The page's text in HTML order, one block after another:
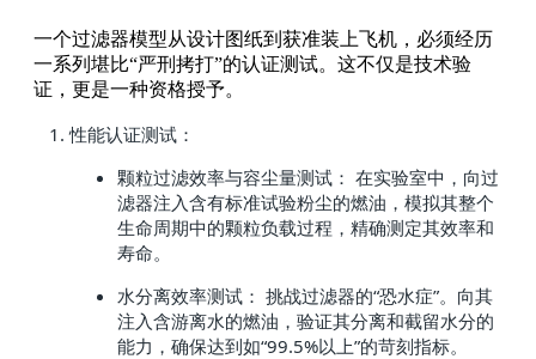
一个过滤器模型从设计图纸到获准装上飞机，必须经历
一系列堪比“严刑拷打”的认证测试。这不仅是技术验
证，更是一种资格授予。
性能认证测试：
颗粒过滤效率与容尘量测试： 在实验室中，向过
滤器注入含有标准试验粉尘的燃油，模拟其整个
生命周期中的颗粒负载过程，精确测定其效率和
寿命。
水分离效率测试： 挑战过滤器的“恐水症”。向其
注入含游离水的燃油，验证其分离和截留水分的
能力，确保达到如“99.5%以上”的苛刻指标。